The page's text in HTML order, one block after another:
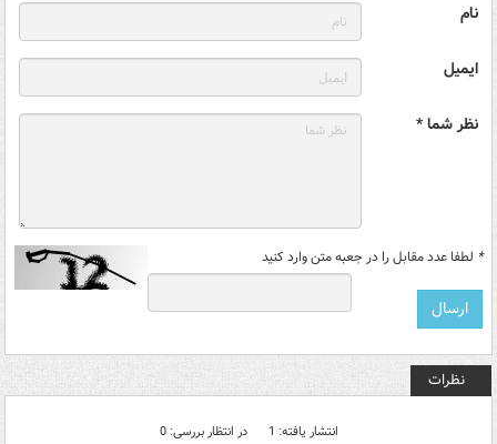
نام
ایمیل
نظر شما *
* لطفا عدد مقابل را در جعبه متن وارد کنید
نظرات
انتشار یافته: 1 در انتظار بررسی: 0